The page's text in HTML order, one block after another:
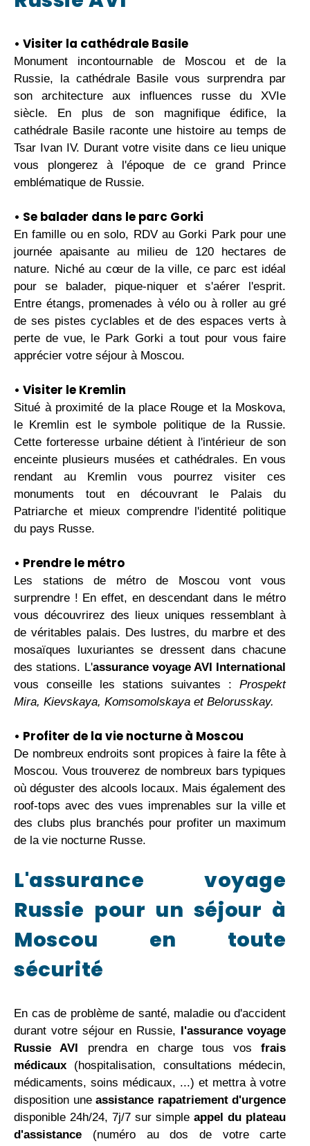
• Visiter la cathédrale Basile
Monument incontournable de Moscou et de la
Russie, la cathédrale Basile vous surprendra par
son architecture aux influences russe du XVIe
siècle. En plus de son magnifique édifice, la
cathédrale Basile raconte une histoire au temps de
Tsar Ivan IV. Durant votre visite dans ce lieu unique
vous plongerez à l'époque de ce grand Prince
emblématique de Russie.
• Se balader dans le parc Gorki
En famille ou en solo, RDV au Gorki Park pour une
journée apaisante au milieu de 120 hectares de
nature. Niché au cœur de la ville, ce parc est idéal
pour se balader, pique-niquer et s'aérer l'esprit.
Entre étangs, promenades à vélo ou à roller au gré
de ses pistes cyclables et de des espaces verts à
perte de vue, le Park Gorki a tout pour vous faire
apprécier votre séjour à Moscou.
• Visiter le Kremlin
Situé à proximité de la place Rouge et la Moskova,
le Kremlin est le symbole politique de la Russie.
Cette forteresse urbaine détient à l'intérieur de son
enceinte plusieurs musées et cathédrales. En vous
rendant au Kremlin vous pourrez visiter ces
monuments tout en découvrant le Palais du
Patriarche et mieux comprendre l'identité politique
du pays Russe.
• Prendre le métro
Les stations de métro de Moscou vont vous
surprendre ! En effet, en descendant dans le métro
vous découvrirez des lieux uniques ressemblant à
de véritables palais. Des lustres, du marbre et des
mosaïques luxuriantes se dressent dans chacune
des stations. L'assurance voyage AVI International
vous conseille les stations suivantes :Prospekt
Mira, Kievskaya, Komsomolskaya et Belorusskay.
• Profiter de la vie nocturne à Moscou
De nombreux endroits sont propices à faire la fête à
Moscou. Vous trouverez de nombreux bars typiques
où déguster des alcools locaux. Mais également des
roof-tops avec des vues imprenables sur la ville et
des clubs plus branchés pour profiter un maximum
de la vie nocturne Russe.
L'assurance voyage
Russie pour un séjour à
Moscou en toute
sécurité
En cas de problème de santé, maladie ou d'accident
durant votre séjour en Russie,
l'assurance voyage
Russie AVI
prendra en charge tous vosfrais
médicaux (hospitalisation, consultations médecin,
médicaments, soins médicaux, ...) et mettra à votre
disposition uneassistance rapatriement d'urgence
disponible 24h/24, 7j/7 sur simpleappel du plateau
d'assistance (numéro au dos de votre carte